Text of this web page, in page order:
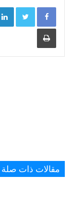
طباعة
مقالات ذات صلة